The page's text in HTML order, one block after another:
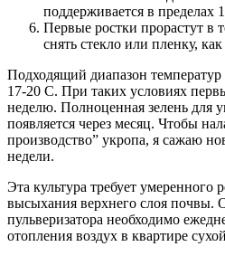
поддерживается в пределах
Первые ростки прорастут в
снять стекло или пленку,
Подходящий диапазон
17-20 C. При таких условиях
неделю. Полноценная зелень для
появляется через месяц. Чтобы
производство” укропа, я сажаю
недели.
Эта культура требует умеренного
высыхания верхнего слоя
пульверизатора необходимо
отопления воздух в квартире